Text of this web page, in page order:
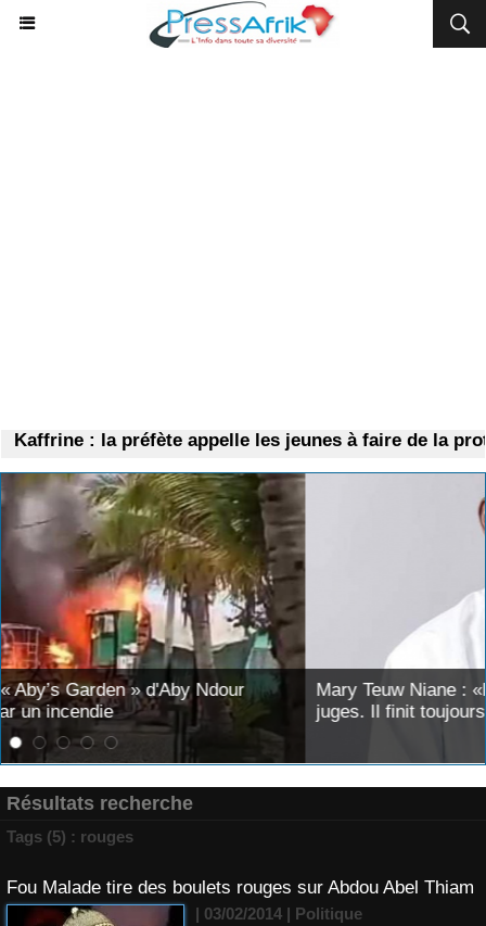
: la préfète appelle les jeunes à faire de la
Mary Teuw Niane : «Le temps est le plus implacable des
juges. Il finit toujours par démasquer l’imposture»
Résultats recherche
Tags (5) : rouges
Fou Malade tire des boulets rouges sur Abdou Abel Thiam
| 03/02/2014 | Politique